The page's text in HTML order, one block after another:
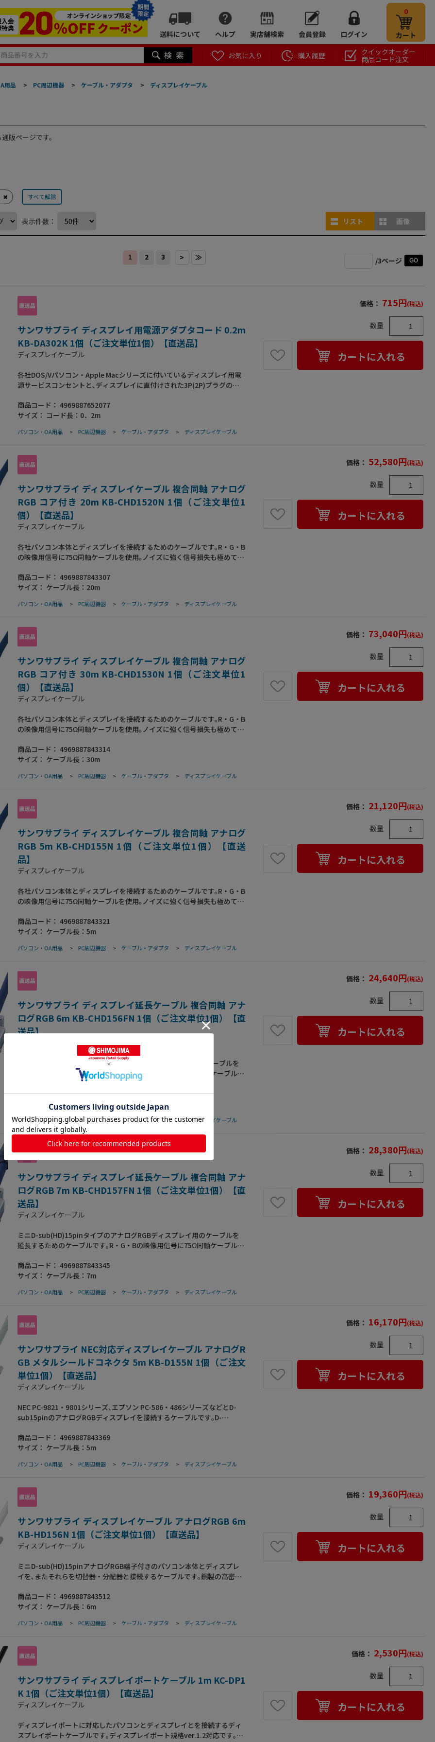
期間
限定
送料について ヘルプ 実店舗検索 会員登録 ログイン
0
カート
お気に入り 購入履歴
クイックオーダー
商品コード注文
用品 > PC周辺機器 > ケーブル・アダプタ > ディスプレイケーブル
販ページです。
✖ すべて解除
表示件数： リスト 画像
1 2 3 > ≫ /3ページ GO
サンワサプライ ディスプレイ用電源アダプタコード 0.2m
KB-DA302K 1個（ご注文単位1個）【直送品】
ディスプレイケーブル
各社DOS/Vパソコン・Apple Macシリーズに付いているディスプレイ用電
源サービスコンセントと､ディスプレイに直付けされた3P(2P)プラグの電
用いただけません｡●定格容量:7A・125V(700Wまで)●コネクタ仕様:3Pメ
ス●プラグ仕様:IECC14●コード:VCTF0.75平方ミリメートル×3芯仕上が
準適合品
商品コード： 4969887652077
サイズ： コード長：0．2m
パソコン・OA用品 > PC周辺機器 > ケーブル・アダプタ > ディスプレイケーブル
価格： 715円(税込)
数量
カートに入れる
サンワサプライ ディスプレイケーブル 複合同軸 アナログ
RGB コア付き 20m KB-CHD1520N 1個（ご注文単位1
個）【直送品】
ディスプレイケーブル
各社パソコン本体とディスプレイを接続するためのケーブルです｡R・G・B
の映像用信号に75Ω同軸ケーブルを使用｡ノイズに強く信号損失も極めて少
D-sub 15pin全てを接続しているストレート全結線タイプ｡銅製の高密度編
組みシールド材の内側に密閉型のアルミシールド処理を施した二重シール
ります｡芯線を2本ずつよりあわせたノイズに強いツイストペア線を使用｡メ
策品です｡金属製のコネクタカバーで高水準のシールド効果を発揮します｡
サビや経年変化による信号劣化などにも強い金メッキ処理を施しています｡
●ケーブル長:20m●コネクタ:ミニD-sub(HD)15pinオス(インチネジ:4-40)
(メタル処理コネクタ)-ミニD-sub(HD)15pinオス(インチネジ:4-40)(メタル
シールドコネクタ)●ケーブル直径:7.4mm●ケーブル規格:UL20276●結線:
ストレート全結線
商品コード： 4969887843307
サイズ： ケーブル長：20m
パソコン・OA用品 > PC周辺機器 > ケーブル・アダプタ > ディスプレイケーブル
価格： 52,580円(税込)
数量
カートに入れる
サンワサプライ ディスプレイケーブル 複合同軸 アナログ
RGB コア付き 30m KB-CHD1530N 1個（ご注文単位1
個）【直送品】
ディスプレイケーブル
各社パソコン本体とディスプレイを接続するためのケーブルです｡R・G・B
の映像用信号に75Ω同軸ケーブルを使用｡ノイズに強く信号損失も極めて少
D-sub 15pin全てを接続しているストレート全結線タイプ｡銅製の高密度編
組みシールド材の内側に密閉型のアルミシールド処理を施した二重シール
ります｡芯線を2本ずつよりあわせたノイズに強いツイストペア線を使用｡メ
策品です｡金属製のコネクタカバーで高水準のシールド効果を発揮します｡
サビや経年変化による信号劣化などにも強い金メッキ処理を施しています｡
●ケーブル長:30m●コネクタ:ミニD-sub(HD)15pinオス(インチネジ:4-40)
(メタル処理コネクタ)-ミニD-sub(HD)15pinオス(インチネジ:4-40)(メタル
シールドコネクタ)●ケーブル直径:7.4mm●ケーブル規格:UL20276●結線:
ストレート全結線
商品コード： 4969887843314
サイズ： ケーブル長：30m
パソコン・OA用品 > PC周辺機器 > ケーブル・アダプタ > ディスプレイケーブル
価格： 73,040円(税込)
数量
カートに入れる
サンワサプライ ディスプレイケーブル 複合同軸 アナログ
RGB 5m KB-CHD155N 1個（ご注文単位1個）【直送
品】
ディスプレイケーブル
各社パソコン本体とディスプレイを接続するためのケーブルです｡R・G・B
の映像用信号に75Ω同軸ケーブルを使用｡ノイズに強く信号損失も極めて少
D-sub 15pin全てを接続しているストレート全結線タイプ｡銅製の高密度編
組みシールド材の内側に密閉型のアルミシールド処理を施した二重シール
ります｡芯線を2本ずつよりあわせたノイズに強いツイストペア線を使用｡メ
策品です｡金属製のコネクタカバーで高水準のシールド効果を発揮します｡
サビや経年変化による信号劣化などにも強い金メッキ処理を施しています｡
●ケーブル長:5m●コネクタ:ミニD-sub(HD)15pinオス(インチネジ:4-40)
(メタル処理コネクタ)-ミニD-sub(HD)15pinオス(インチネジ:4-40)(メタル
シールドコネクタ)●ケーブル直径:7.4mm●ケーブル規格:UL20276●スト
レート全結線
商品コード： 4969887843321
サイズ： ケーブル長：5m
パソコン・OA用品 > PC周辺機器 > ケーブル・アダプタ > ディスプレイケーブル
価格： 21,120円(税込)
数量
カートに入れる
サンワサプライ ディスプレイ延長ケーブル 複合同軸 アナ
ログRGB 6m KB-CHD156FN 1個（ご注文単位1個）【直
送品】
ミニD-sub(HD)15pinタイプのアナログRGBディスプレイ用のケーブルを
延長するためのケーブルです｡R・G・Bの映像用信号に75Ω同軸ケーブルを
使用｡ノイズに強く信号損失も極めて少ないので､高解像度モードに対して
も画像劣化が極めて少ない高品質｡ミニD-sub 15pin全てを接続しているス
トレート全結線タイプ｡銅製の高密度編組みシールド材の内側に密閉型のア
ルミシールド処理を施した二重シールドケーブルで､低域から高域まで､ほ
とんどのノイズから大切なデータを守ります｡芯線を2本ずつよりあわせた
ノイズに強いツイストペア線を使用｡メタル処理を施してあり､外部ノイズ
に強く､電波障害対策にも万全です｡金属製のコネクタカバーで高水準のシ
ールド効果を発揮｡サビや経年変化による信号劣化などにも強い金メッキ処
理を施しています｡●ケーブル長:6m●コネクタ:ミニD-sub(HD)15pinオス
(インチネジ:4-40)(メタルシールドコネクタ)-ミニD-sub(HD)15pinメス(イ
ンチナット:4-40)(メタル処理コネクタ)●ケーブル直径:7.4mm●ケーブル
規格:UL20276●ストレート全結線
商品コード：4969887843338
ケーブル長：6m
パソコン・OA用品 >PC周辺機器> ケーブル・アダプタ>ディスプレイケーブル
価格： 24,640円(税込)
数量
カートに入れる
サンワサプライ ディスプレイ延長ケーブル 複合同軸 アナ
ログRGB 7m KB-CHD157FN 1個（ご注文単位1個）【直
送品】
ディスプレイケーブル
ミニD-sub(HD)15pinタイプのアナログRGBディスプレイ用のケーブルを
延長するためのケーブルです｡R・G・Bの映像用信号に75Ω同軸ケーブルを
も画像劣化が極めて少ない高品質｡ミニD-sub 15pin全てを接続しているス
トレート全結線タイプ｡銅製の高密度編組みシールド材の内側に密閉型のア
とんどのノイズから大切なデータを守ります｡芯線を2本ずつよりあわせた
に強く､電波障害対策にも万全です｡金属製のコネクタカバーで高水準のシ
ールド効果を発揮｡サビや経年変化による信号劣化などにも強い金メッキ処
理を施しています｡●ケーブル長:7m●コネクタ:ミニD-sub(HD)15pinオス
(インチネジ:4-40)(メタルシールドコネクタ)-ミニD-sub(HD)15pinメス(イ
ンチナット:4-40)(メタル処理コネクタ)●ケーブル直径:7.4mm●ケーブル
規格:UL20276●ストレート全結線
商品コード： 4969887843345
サイズ： ケーブル長：7m
パソコン・OA用品 > PC周辺機器 > ケーブル・アダプタ > ディスプレイケーブル
価格： 28,380円(税込)
数量
カートに入れる
サンワサプライ NEC対応ディスプレイケーブル アナログR
GB メタルシールドコネクタ 5m KB-D155N 1個（ご注文
単位1個）【直送品】
ディスプレイケーブル
NEC PC-9821・9801シリーズ､エプソン PC-586・486シリーズなどとD-
sub15pinのアナログRGBディスプレイを接続するケーブルです｡D-
高密度編組みシールド材の内側に密閉型のアルミシールド処理を施した二
重シールドケーブルで､低域から高域まで､ほとんどのノイズから大切なデ
を使用しています｡メタル処理を施してあり､外部ノイズに強く､電波障害対
効果を発揮します｡米国MIL規格に準拠の切削ピンを使用することにより､接
点ノイズをシャットアウトします｡サビや経年変化による信号劣化などにも
強い金メッキ処理を施しています｡●ケーブル長:5m●コネクタ形状:D-
sub15pinオスミリネジ(M3.0)-D-sub15pinオスミリネジ(M3.0)●ケーブル
外径:8.2mm●ケーブル規格:UL2464●ストレート全結線
商品コード： 4969887843369
サイズ： ケーブル長：5m
パソコン・OA用品 > PC周辺機器 > ケーブル・アダプタ > ディスプレイケーブル
価格： 16,170円(税込)
数量
カートに入れる
サンワサプライ ディスプレイケーブル アナログRGB 6m
KB-HD156N 1個（ご注文単位1個）【直送品】
ディスプレイケーブル
ミニD-sub(HD)15pinアナログRGB端子付きのパソコン本体とディスプレ
イを､またそれらを切替器・分配器と接続するケーブルです｡銅製の高密度
ルドケーブルで､低域から高域まで､ほとんどのノイズから大切なデータを
守ります｡内部を樹脂モールドで固め､さらに全面シールド処理を施したモ
衝撃性にも優れています｡サビにも強く､経年変化による信号劣化の心配が
ル長:6m●コネクタ形状:ミニD-sub(HD)15pinオスインチネジ(4-40)-ミニ
D-sub(HD)15pinオスインチネジ(4-40)●ケーブル直径:8.2mm●ケーブル
規格:UL2464●ストレート全結線
商品コード： 4969887843512
サイズ： ケーブル長：6m
パソコン・OA用品 > PC周辺機器 > ケーブル・アダプタ > ディスプレイケーブル
価格： 19,360円(税込)
数量
カートに入れる
サンワサプライ ディスプレイポートケーブル 1m KC-DP1
K 1個（ご注文単位1個）【直送品】
ディスプレイケーブル
ディスプレイポートに対応したパソコンとディスプレイとを接続するディ
スプレイポートケーブルです｡ディスプレイポート規格ver.1.2対応です｡最
価格： 2,530円(税込)
数量
カートに入れる